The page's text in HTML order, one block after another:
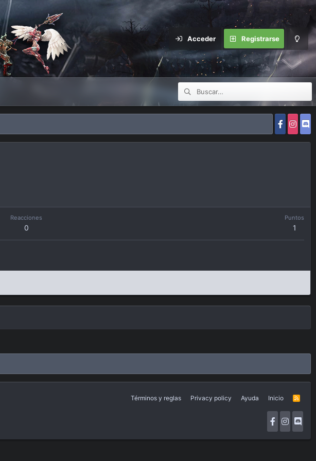
Acceder Registrarse
Reacciones
0
Puntos
1
Términos y reglas Privacy policy Ayuda Inicio
R
S